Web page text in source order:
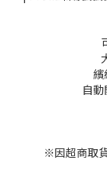
自
※因超商取